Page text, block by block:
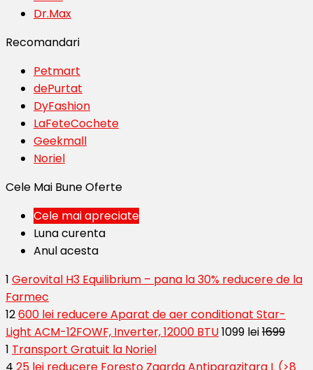
Dr.Max
Recomandari
Petmart
dePurtat
DyFashion
LaFeteCochete
Geekmall
Noriel
Cele Mai Bune Oferte
Cele mai apreciate
Luna curenta
Anul acesta
1 Gerovital H3 Equilibrium – pana la 30% reducere de la
Farmec
12600 lei reducere Aparat de aer conditionat Star-
Light ACM-12FOWF, Inverter, 12000 BTU1099 lei1699
1 Transport Gratuit la Noriel
4 25 lei reducere Foresto Zgarda Antiparazitara L (>8